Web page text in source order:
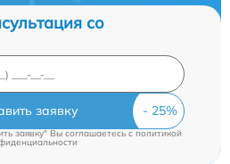
со
заявку
заявку" Вы соглашаетесь c политикой